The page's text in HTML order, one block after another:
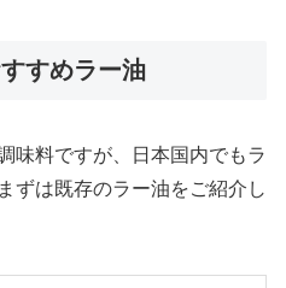
すめラー油
味料ですが、日本国内でもラ
ずは既存のラー油をご紹介し